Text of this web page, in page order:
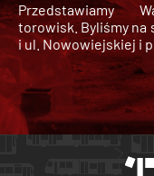
Przedstawiamy
torowisk. Byliśmy na
i ul. Nowowiejskiej i